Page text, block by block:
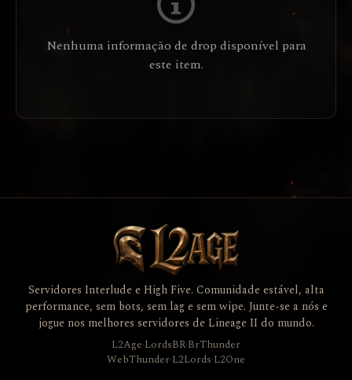
Nenhuma informação de drop disponível para
este item.
Servidores Interlude e High Five. Comunidade estável, alta
performance, sem bots, sem lag e sem wipe. Junte-se a nós e
jogue nos melhores servidores de Lineage II do mundo.
L2Age·LordsBR·BrThunder
WebThunder·L2Lords·L2One